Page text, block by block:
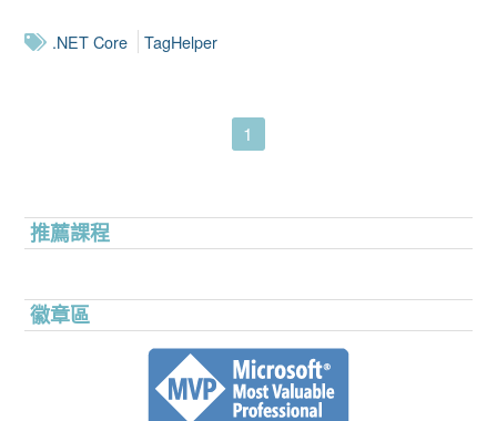
.NET Core TagHelper
1
推薦課程
徽章區